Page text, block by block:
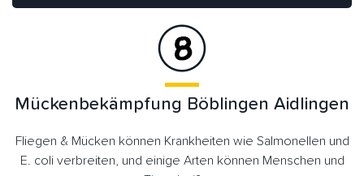
Mückenbekämpfung Böblingen Aidlingen
Fliegen & Mücken können Krankheiten wie Salmonellen und
E. coli verbreiten, und einige Arten können Menschen und